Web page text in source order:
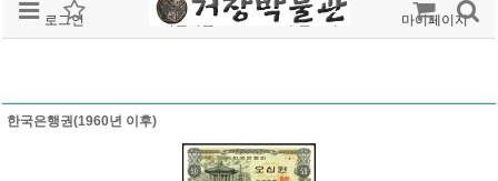
로그인 회원가입 주문조회 마이페이지
한국은행권(1960년 이후)